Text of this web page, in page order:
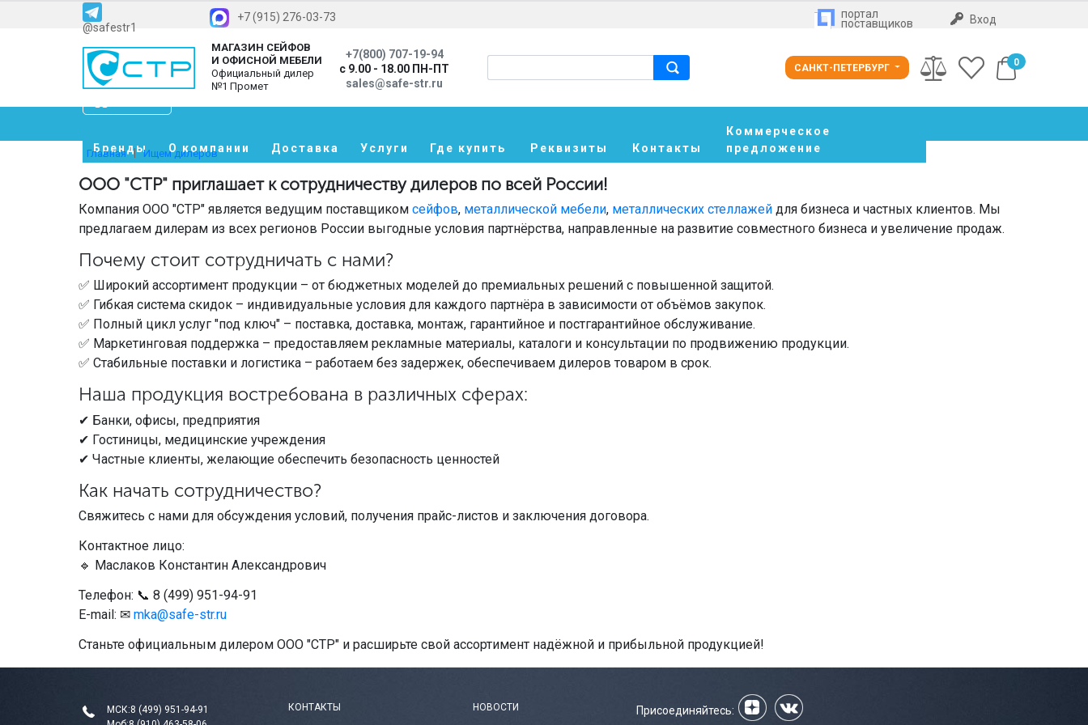
@safestr1
+7 (915) 276-03-73 портал
поставщиков Вход
МАГАЗИН СЕЙФОВ
И ОФИСНОЙ МЕБЕЛИ
Официальный дилер
№1 Промет
+7(800) 707-19-94
с 9.00 - 18.00 ПН-ПТ
sales@safe-str.ru
САНКТ-ПЕТЕРБУРГ 0
Бренды О компании Доставка Услуги Где купить Реквизиты Контакты
Коммерческое
предложение
Главная Ищем дилеров
ООО "СТР" приглашает к сотрудничеству дилеров по всей России!
Компания ООО "СТР" является ведущим поставщиком сейфов, металлической мебели, металлических стеллажейдля бизнеса и частных клиентов. Мы
предлагаем дилерам из всех регионов России выгодные условия партнёрства, направленные на развитие совместного бизнеса и увеличение продаж.
Почему стоит сотрудничать с нами?
✅ Широкий ассортимент продукции – от бюджетных моделей до премиальных решений с повышенной защитой.
✅ Гибкая система скидок – индивидуальные условия для каждого партнёра в зависимости от объёмов закупок.
✅ Полный цикл услуг "под ключ" – поставка, доставка, монтаж, гарантийное и постгарантийное обслуживание.
✅ Маркетинговая поддержка – предоставляем рекламные материалы, каталоги и консультации по продвижению продукции.
✅ Стабильные поставки и логистика – работаем без задержек, обеспечиваем дилеров товаром в срок.
Наша продукция востребована в различных сферах:
✔ Банки, офисы, предприятия
✔ Гостиницы, медицинские учреждения
✔ Частные клиенты, желающие обеспечить безопасность ценностей
Как начать сотрудничество?
Свяжитесь с нами для обсуждения условий, получения прайс-листов и заключения договора.
Контактное лицо:
🔹 Маслаков Константин Александрович
Телефон: 📞 8 (499) 951-94-91
E-mail: ✉ mka@safe-str.ru
Станьте официальным дилером ООО "СТР" и расширьте свой ассортимент надёжной и прибыльной продукцией!
МСК:8 (499) 951-94-91
КОНТАКТЫ НОВОСТИ Присоединяйтесь: